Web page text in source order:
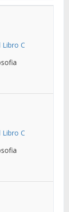
Libro C
Libro C